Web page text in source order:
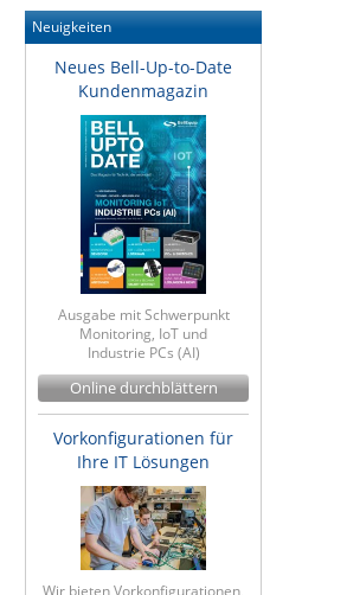
Neuigkeiten
Neues Bell-Up-to-Date
Kundenmagazin
Ausgabe mit Schwerpunkt
Monitoring, IoT und
Industrie PCs (AI)
Online durchblättern
Vorkonfigurationen für
Ihre IT Lösungen